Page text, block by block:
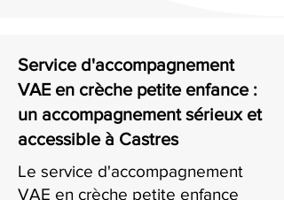
Service d'accompagnement
VAE en crèche petite enfance :
un accompagnement sérieux et
accessible à Castres
Le service d'accompagnement
VAE en crèche petite enfance